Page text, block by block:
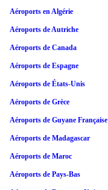
Aéroports en Algérie
Aéroports de Autriche
Aéroports de Canada
Aéroports de Espagne
Aéroports de États-Unis
Aéroports de Grèce
Aéroports de Guyane Française
Aéroports de Madagascar
Aéroports de Maroc
Aéroports de Pays-Bas